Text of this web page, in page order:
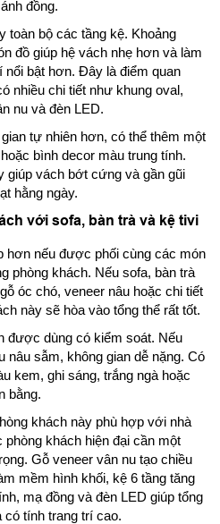
đồng.
toàn bộ các tầng kệ. Khoảng
đồ giúp hệ vách nhẹ hơn và làm
nổi bật hơn. Đây là điểm quan
nhiều chi tiết như khung oval,
nu và đèn LED.
tự nhiên hơn, có thể thêm một
bình decor màu trung tính.
giúp vách bớt cứng và gần gũi
hằng ngày.
với sofa, bàn trà và kệ tivi
hơn nếu được phối cùng các món
phòng khách. Nếu sofa, bàn trà
óc chó, veneer nâu hoặc chi tiết
này sẽ hòa vào tổng thể rất tốt.
được dùng có kiểm soát. Nếu
nâu sẫm, không gian dễ nặng. Có
kem, ghi sáng, trắng ngà hoặc
bằng.
khách này phù hợp với nhà
phòng khách hiện đại cần một
Gỗ veneer vân nu tạo chiều
mềm hình khối, kệ 6 tầng tăng
mạ đồng và đèn LED giúp tổng
có tính trang trí cao.